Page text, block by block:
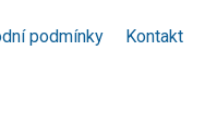
podmínky Kontakt